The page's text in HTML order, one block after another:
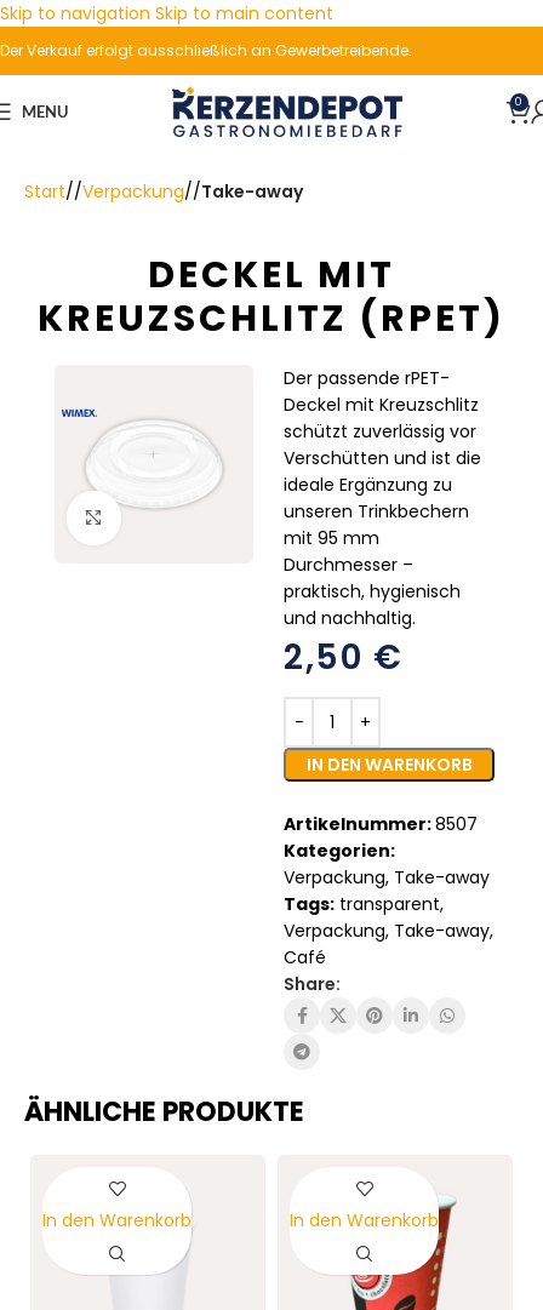
Skip to navigation Skip to main content
Der Verkauf erfolgt ausschließlich an Gewerbetreibende.
MENU 0
Start/ Verpackung/ Take-away
DECKEL MIT
KREUZSCHLITZ (RPET)
Der passende rPET-
Deckel mit Kreuzschlitz
schützt zuverlässig vor
Verschütten und ist die
ideale Ergänzung zu
unseren Trinkbechern
mit 95 mm
Durchmesser –
praktisch, hygienisch
und nachhaltig.
2,50 €
IN DEN WARENKORB
Artikelnummer:8507
Kategorien:
Verpackung, Take-away
Tags: transparent,
Verpackung, Take-away,
Café
Share:
ÄHNLICHE PRODUKTE
In den Warenkorb In den Warenkorb